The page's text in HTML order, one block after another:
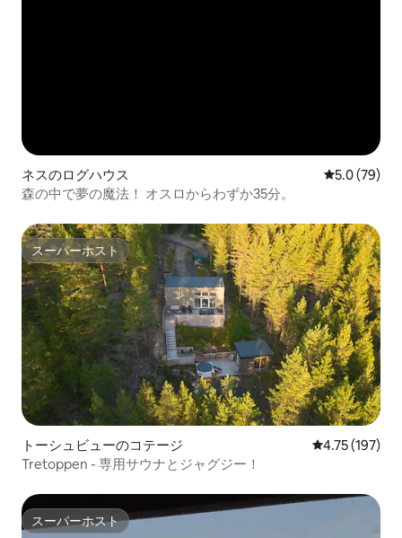
ネスのログハウス レビュー79
5.0 (79)
森の中で夢の魔法！ オスロからわずか35分。
スーパーホスト
スーパーホスト
トーシュビューのコテージ レビュー197
4.75 (197)
Tretoppen - 専用サウナとジャグジー！
スーパーホスト
スーパーホスト